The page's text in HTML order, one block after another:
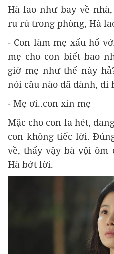
Hà lao như bay về
ru rú trong phòng, Hà
- Con làm mẹ xấu hổ
mẹ cho con biết bao
giờ mẹ như thế này
nói câu nào đã đành, đi
- Mẹ ơi..con xin mẹ
Mặc cho con la hét,
con không tiếc lời.
về, thấy vậy bà vội ôm
Hà bớt lời.